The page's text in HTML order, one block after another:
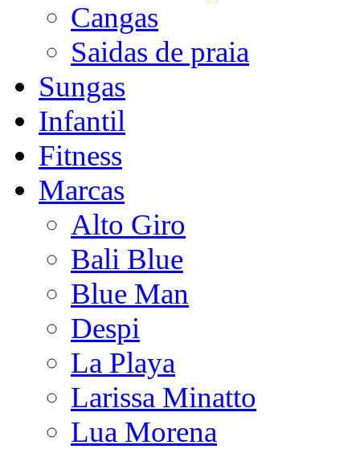
Cangas
Saidas de praia
Sungas
Infantil
Fitness
Marcas
Alto Giro
Bali Blue
Blue Man
Despi
La Playa
Larissa Minatto
Lua Morena